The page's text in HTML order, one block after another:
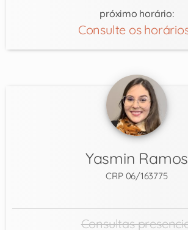
próximo horário:
Consulte os
Yasmin Ramos
CRP 06/163775
Consultas